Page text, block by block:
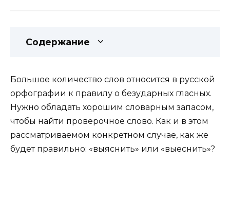
Содержание
Большое количество слов относится в русской
орфографии к правилу о безударных гласных.
Нужно обладать хорошим словарным запасом,
чтобы найти проверочное слово. Как и в этом
рассматриваемом конкретном случае, как же
будет правильно: «выяснить» или «выеснить»?